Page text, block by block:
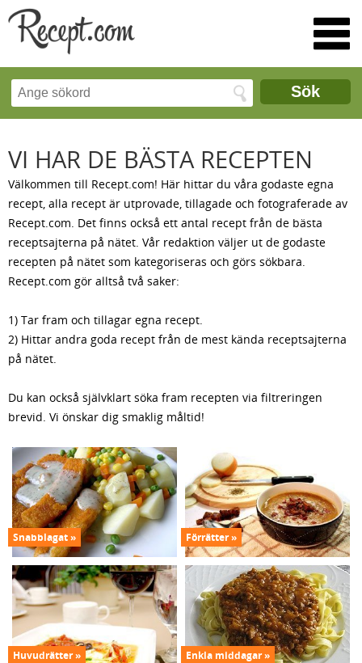
Sök
VI HAR DE BÄSTA RECEPTEN
Välkommen till Recept.com! Här hittar du våra godaste egna
recept, alla recept är utprovade, tillagade och fotograferade av
Recept.com. Det finns också ett antal recept från de bästa
receptsajterna på nätet. Vår redaktion väljer ut de godaste
recepten på nätet som kategoriseras och görs sökbara.
Recept.com gör alltså två saker:
1) Tar fram och tillagar egna recept.
2) Hittar andra goda recept från de mest kända receptsajterna
på nätet.
Du kan också självklart söka fram recepten via filtreringen
brevid. Vi önskar dig smaklig måltid!
Snabblagat Förrätter
Huvudrätter Enkla middagar